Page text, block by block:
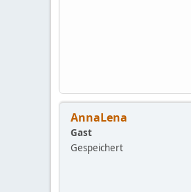
AnnaLena
Gast
Gespeichert